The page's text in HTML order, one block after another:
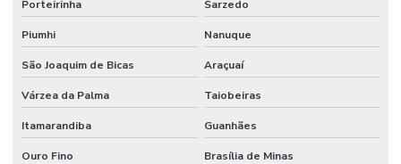
Mangueira Hidráulica Com Espirais De Aço
Mangueira Hidráulica De Alta Pressão Em Minas Gerais
Mangueira Hidráulica Preço
Mangueira Oleos Solventes
Porteirinha Sarzedo
Piumhi Nanuque
São Joaquim de Bicas Araçuaí
Várzea da Palma Taiobeiras
Itamarandiba Guanhães
Ouro Fino Brasília de Minas